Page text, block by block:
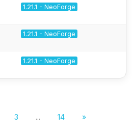
1.21.1 - NeoForge
1.21.1 - NeoForge
1.21.1 - NeoForge
3 ... 14 »